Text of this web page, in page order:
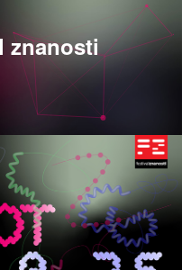
znanosti